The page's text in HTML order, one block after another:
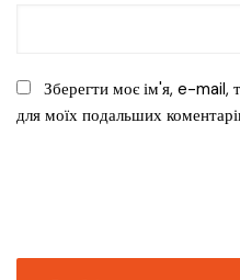
Зберегти моє ім'я, e-mail,
для моїх подальших